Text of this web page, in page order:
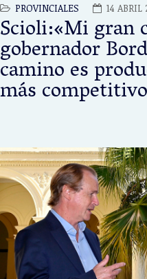
PROVINCIALES 14 ABRIL
Scioli:«Mi gran
gobernador
camino es
más